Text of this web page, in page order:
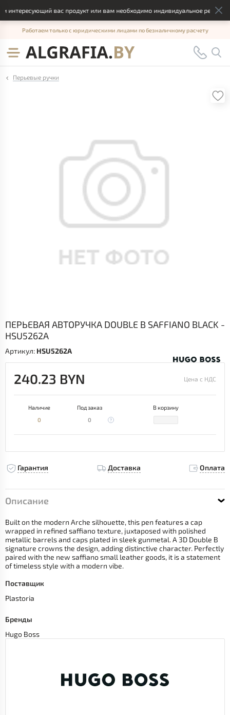
вас продукт или вам необходимо индивидуальное
Работаем только с юридическими лицами по безналичному расчету
Перьевые ручки
ПЕРЬЕВАЯ АВТОРУЧКА DOUBLE B SAFFIANO BLACK -
HSU5262A
Артикул: HSU5262A
240.23 BYN Цена с НДС
Наличие Под заказ
В корзину
0
0
Гарантия Доставка Оплата
Описание
Built on the modern Arche silhouette, this pen features a cap
wrapped in refined saffiano texture, juxtaposed with polished
metallic barrels and caps plated in sleek gunmetal. A 3D Double B
signature crowns the design, adding distinctive character. Perfectly
paired with the new saffiano small leather goods, it is a statement
of timeless style with a modern vibe.
Поставщик
Plastoria
Бренды
Hugo Boss